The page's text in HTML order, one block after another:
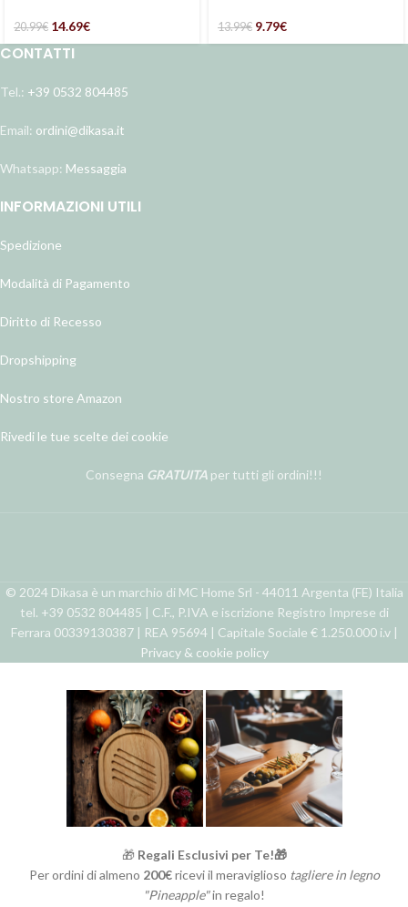
20.99€ 14.69€ 13.99€ 9.79€
CONTATTI
Tel.: +39 0532 804485
Email: ordini@dikasa.it
Whatsapp: Messaggia
INFORMAZIONI UTILI
Spedizione
Modalità di Pagamento
Diritto di Recesso
Dropshipping
Nostro store Amazon
Rivedi le tue scelte dei cookie
Consegna GRATUITA per tutti gli ordini!!!
© 2024 Dikasa è un marchio di MC Home Srl - 44011 Argenta (FE) Italia
tel. +39 0532 804485 | C.F., P.IVA e iscrizione Registro Imprese di
Ferrara 00339130387 | REA 95694 | Capitale Sociale € 1.250.000 i.v |
Privacy & cookie policy
🎁 Regali Esclusivi per Te!🎁
Per ordini di almeno 200€ricevi il meraviglioso tagliere in legno
"Pineapple"in regalo!